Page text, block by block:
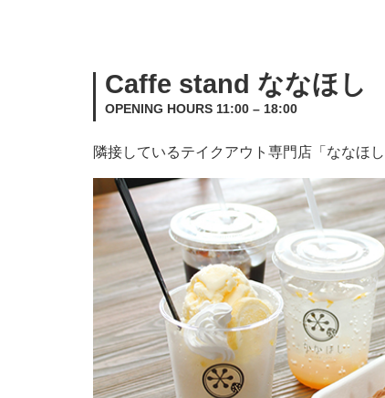
Caffe stand ななほし
OPENING HOURS 11:00 – 18:00
隣接しているテイクアウト専門店「ななほ